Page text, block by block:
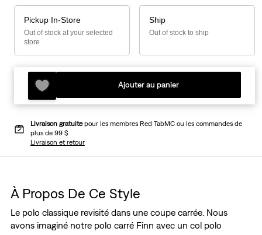
Pickup In-Store
Out of stock at your selected
store
Ship
Out of stock to ship
Ajouter au panier
Livraison gratuitepour les membres Red TabMC ou les commandes de
plus de 99 $
Livraison et retour
À Propos De Ce Style
Le polo classique revisité dans une coupe carrée. Nous
avons imaginé notre polo carré Finn avec un col polo